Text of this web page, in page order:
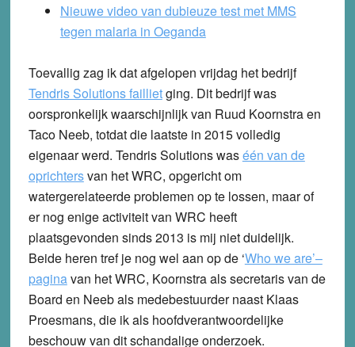
Nieuwe video van dubieuze test met MMS
tegen malaria in Oeganda
Toevallig zag ik dat afgelopen vrijdag het bedrijf
Tendris Solutions faillietging. Dit bedrijf was
oorspronkelijk waarschijnlijk van Ruud Koornstra en
Taco Neeb, totdat die laatste in 2015 volledig
eigenaar werd. Tendris Solutions waséén van de
oprichtersvan het WRC, opgericht om
watergerelateerde problemen op te lossen, maar of
er nog enige activiteit van WRC heeft
plaatsgevonden sinds 2013 is mij niet duidelijk.
Beide heren tref je nog wel aan op de ‘Who we are’–
paginavan het WRC, Koornstra als secretaris van de
Board en Neeb als medebestuurder naast Klaas
Proesmans, die ik als hoofdverantwoordelijke
beschouw van dit schandalige onderzoek.